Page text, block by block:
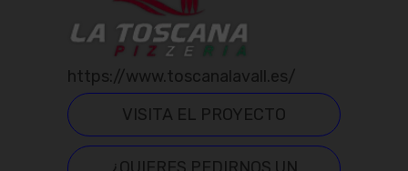
https://www.toscanalavall.es/
VISITA EL PROYECTO